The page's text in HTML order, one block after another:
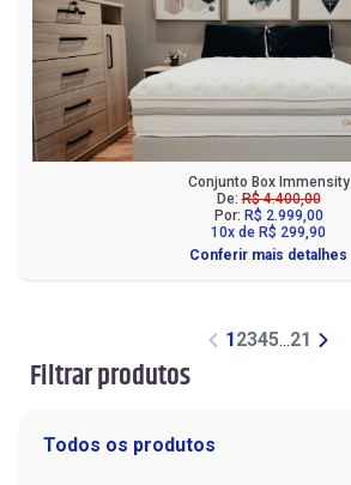
Filtrar produtos
Todos os produtos
Conjunto Box Immensity
De:R$ 4.400,00
Por: R$ 2.999,00
10x de R$ 299,90
Conferir mais detalhes
1 2345...21